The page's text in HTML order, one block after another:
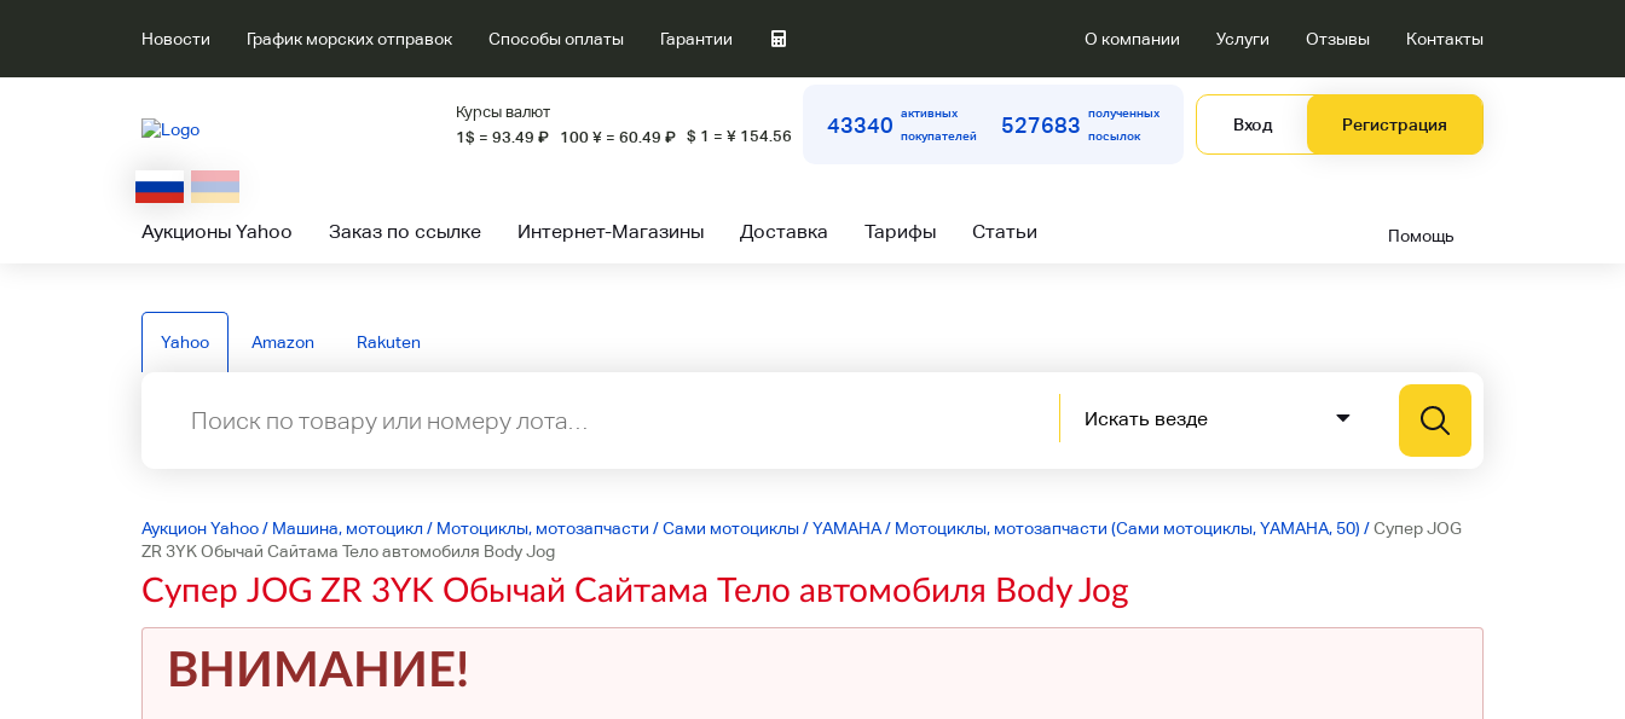
Новости График морских отправок Способы оплаты Гарантии О компании Услуги Отзывы Контакты
Курсы валют
1$ = 93.49 ₽ 100 ¥ = 60.49 ₽ $ 1 = ¥ 154.56 43340
активных
покупателей
527683
полученных
посылок
Вход Регистрация
Аукционы Yahoo Заказ по ссылке Интернет-Магазины Доставка Тарифы Статьи Помощь
Yahoo Amazon Rakuten
Аукцион Yahoo/ Машина, мотоцикл / Мотоциклы, мотозапчасти /Сами мотоциклы/YAMAHA/ Мотоциклы, мотозапчасти (Сами мотоциклы, YAMAHA, 50) /Супер JOG
ZR 3YK Обычай Сайтама Тело автомобиля Body Jog
Супер JOG ZR 3YK Обычай Сайтама Тело автомобиля Body Jog
ВНИМАНИЕ!